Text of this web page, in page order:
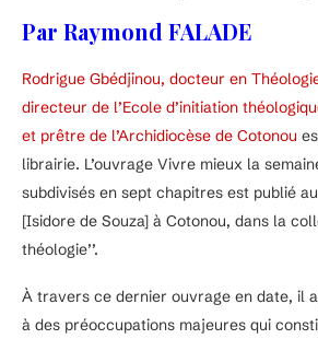
Par Raymond FALADE
Rodrigue Gbédjinou, docteur en
directeur de l’Ecole d’initiation
et prêtre de l’Archidiocèse de Cotonou
librairie. L’ouvrage Vivre mieux la
subdivisés en sept chapitres est publié
[Isidore de Souza] à Cotonou, dans la
théologie’’.
À travers ce dernier ouvrage en date, il
à des préoccupations majeures qui